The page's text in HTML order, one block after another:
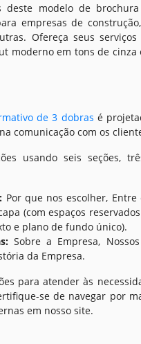
deste modelo de
empresas de
Ofereça seus
moderno em tons de cinza
de 3 dobras é
comunicação com os
usando seis seções,
Por que nos escolher, Entre
(com espaços
e plano de fundo único).
Sobre a Empresa,
da Empresa.
para atender às
se de navegar por
em nosso site.